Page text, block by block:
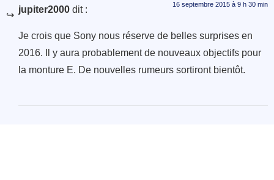
jupiter2000 dit : 16 septembre 2015 à 9 h 30 min
Je crois que Sony nous réserve de belles surprises en
2016. Il y aura probablement de nouveaux objectifs pour
la monture E. De nouvelles rumeurs sortiront bientôt.